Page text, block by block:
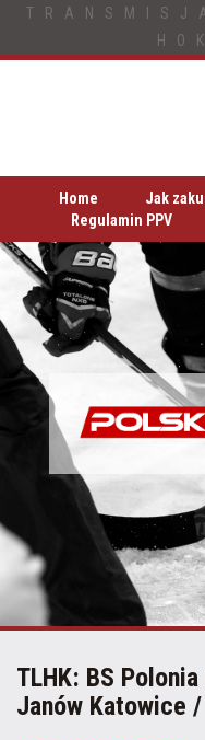
Home Jak
Regulamin PPV
TLHK: BS
Janów Katowice